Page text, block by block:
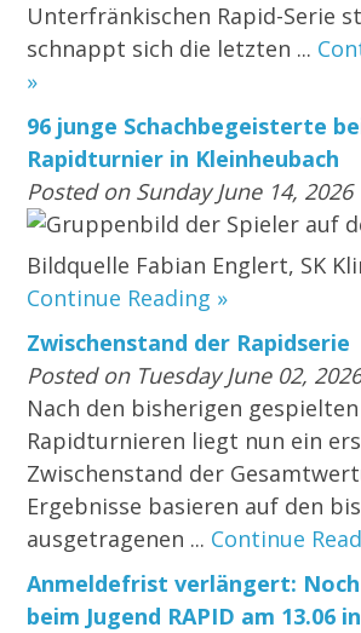
Unterfränkischen Rapid-Serie
schnappt sich die letzten ...
»
96 junge Schachbegeisterte
Rapidturnier in Kleinheubach
Posted on Sunday June 14, 2026
Gruppenbild der Spieler auf
Bildquelle Fabian Englert, SK
Continue Reading »
Zwischenstand der Rapidserie
Posted on Tuesday June 02,
Nach den bisherigen gespielten
Rapidturnieren liegt nun ein
Zwischenstand der
Ergebnisse basieren auf den
ausgetragenen ... Continue
Anmeldefrist verlängert:
beim Jugend RAPID am 13.06